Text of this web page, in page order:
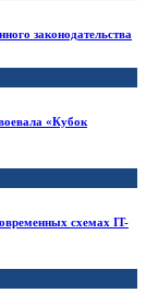
законодательства
«Кубок
схемах IT-